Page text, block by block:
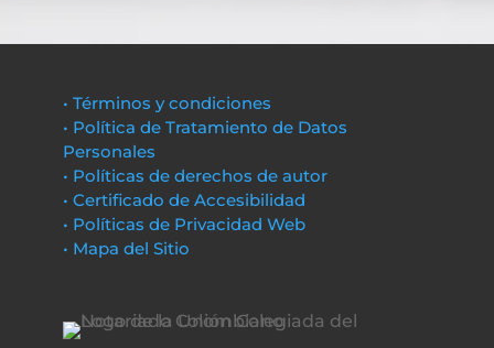
• Términos y condiciones
• Política de Tratamiento de Datos
Personales
• Políticas de derechos de autor
• Certificado de Accesibilidad
• Políticas de Privacidad Web
• Mapa del Sitio